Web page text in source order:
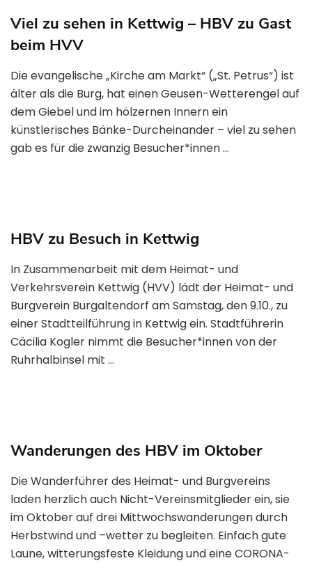
Viel zu sehen in Kettwig – HBV zu Gast
beim HVV
Die evangelische „Kirche am Markt“ („St. Petrus“) ist
älter als die Burg, hat einen Geusen-Wetterengel auf
dem Giebel und im hölzernen Innern ein
künstlerisches Bänke-Durcheinander – viel zu sehen
gab es für die zwanzig Besucher*innen …
HBV zu Besuch in Kettwig
In Zusammenarbeit mit dem Heimat- und
Verkehrsverein Kettwig (HVV) lädt der Heimat- und
Burgverein Burgaltendorf am Samstag, den 9.10., zu
einer Stadtteilführung in Kettwig ein. Stadtführerin
Cäcilia Kogler nimmt die Besucher*innen von der
Ruhrhalbinsel mit …
Wanderungen des HBV im Oktober
Die Wanderführer des Heimat- und Burgvereins
laden herzlich auch Nicht-Vereinsmitglieder ein, sie
im Oktober auf drei Mittwochswanderungen durch
Herbstwind und –wetter zu begleiten. Einfach gute
Laune, witterungsfeste Kleidung und eine CORONA-